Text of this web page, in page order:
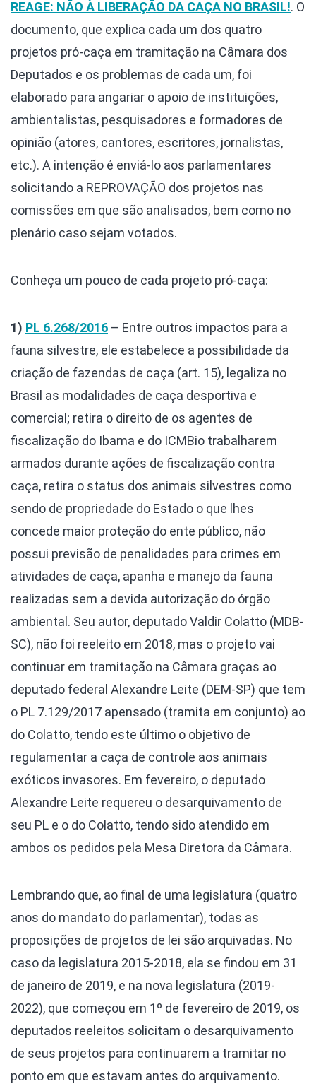
REAGE: NÃO À LIBERAÇÃO DA CAÇA NO BRASIL!. O
documento, que explica cada um dos quatro
projetos pró-caça em tramitação na Câmara dos
Deputados e os problemas de cada um, foi
elaborado para angariar o apoio de instituições,
ambientalistas, pesquisadores e formadores de
opinião (atores, cantores, escritores, jornalistas,
etc.). A intenção é enviá-lo aos parlamentares
solicitando a REPROVAÇÃO dos projetos nas
comissões em que são analisados, bem como no
plenário caso sejam votados.
Conheça um pouco de cada projeto pró-caça:
1) PL 6.268/2016 – Entre outros impactos para a
fauna silvestre, ele estabelece a possibilidade da
criação de fazendas de caça (art. 15), legaliza no
Brasil as modalidades de caça desportiva e
comercial; retira o direito de os agentes de
fiscalização do Ibama e do ICMBio trabalharem
armados durante ações de fiscalização contra
caça, retira o status dos animais silvestres como
sendo de propriedade do Estado o que lhes
concede maior proteção do ente público, não
possui previsão de penalidades para crimes em
atividades de caça, apanha e manejo da fauna
realizadas sem a devida autorização do órgão
ambiental. Seu autor, deputado Valdir Colatto (MDB-
SC), não foi reeleito em 2018, mas o projeto vai
continuar em tramitação na Câmara graças ao
deputado federal Alexandre Leite (DEM-SP) que tem
o PL 7.129/2017 apensado (tramita em conjunto) ao
do Colatto, tendo este último o objetivo de
regulamentar a caça de controle aos animais
exóticos invasores. Em fevereiro, o deputado
Alexandre Leite requereu o desarquivamento de
seu PL e o do Colatto, tendo sido atendido em
ambos os pedidos pela Mesa Diretora da Câmara.
Lembrando que, ao final de uma legislatura (quatro
anos do mandato do parlamentar), todas as
proposições de projetos de lei são arquivadas. No
caso da legislatura 2015-2018, ela se findou em 31
de janeiro de 2019, e na nova legislatura (2019-
2022), que começou em 1º de fevereiro de 2019, os
deputados reeleitos solicitam o desarquivamento
de seus projetos para continuarem a tramitar no
ponto em que estavam antes do arquivamento.